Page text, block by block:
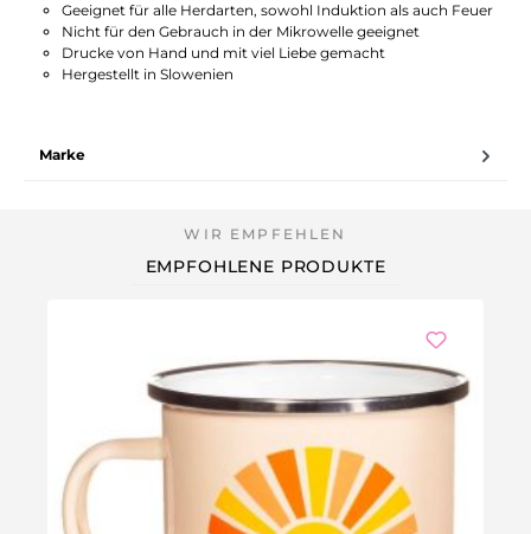
Geeignet für alle Herdarten, sowohl Induktion als auch Feuer
Nicht für den Gebrauch in der Mikrowelle geeignet
Drucke von Hand und mit viel Liebe gemacht
Hergestellt in Slowenien
Marke
EMPFOHLENE PRODUKTE